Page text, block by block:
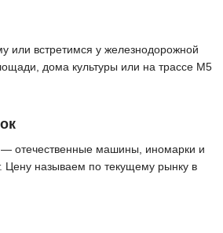
или встретимся у железнодорожной
дома культуры или на трассе М5
отечественные машины, иномарки и
Цену называем по текущему рынку в